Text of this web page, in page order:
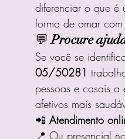
diferenciar o que é
forma de amar
💬 Procure
Se você se
05/50281
pessoas e casais a
afetivos mais
📲 Atendimento
📍 Ou presencial